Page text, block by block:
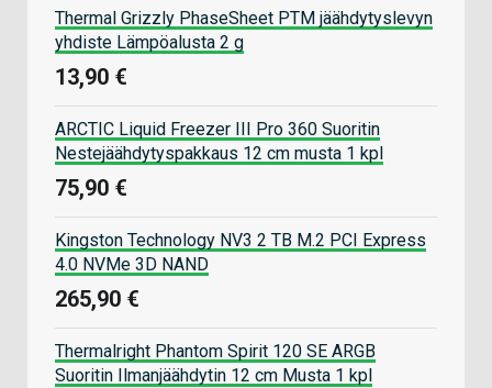
Thermal Grizzly PhaseSheet PTM jäähdytyslevyn
yhdiste Lämpöalusta 2 g
13,90 €
ARCTIC Liquid Freezer III Pro 360 Suoritin
Nestejäähdytyspakkaus 12 cm musta 1 kpl
75,90 €
Kingston Technology NV3 2 TB M.2 PCI Express
4.0 NVMe 3D NAND
265,90 €
Thermalright Phantom Spirit 120 SE ARGB
Suoritin Ilmanjäähdytin 12 cm Musta 1 kpl